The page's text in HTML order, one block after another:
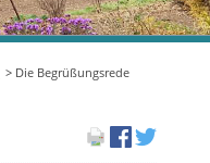
Die Begrüßungsrede